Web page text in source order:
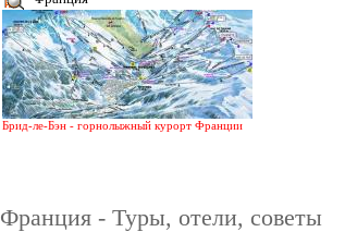
Брид-ле-Бэн - горнолыжный курорт Франции
Франция - Туры, отели, советы